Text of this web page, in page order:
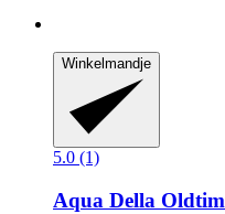
Winkelmandje
5.0 (1)
Aqua Della